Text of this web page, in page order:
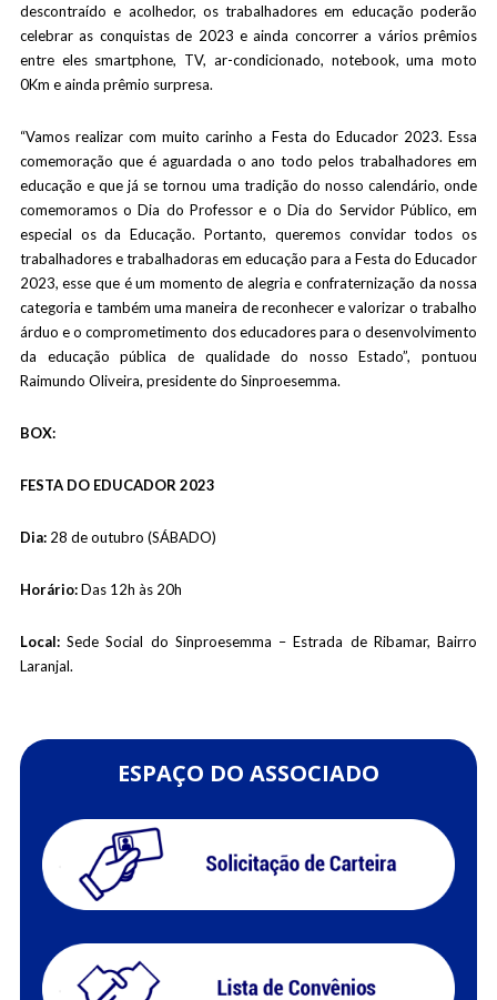
descontraído e acolhedor, os trabalhadores em educação poderão
celebrar as conquistas de 2023 e ainda concorrer a vários prêmios
entre eles smartphone, TV, ar-condicionado, notebook, uma moto
0Km e ainda prêmio surpresa.
“Vamos realizar com muito carinho a Festa do Educador 2023. Essa
comemoração que é aguardada o ano todo pelos trabalhadores em
educação e que já se tornou uma tradição do nosso calendário, onde
comemoramos o Dia do Professor e o Dia do Servidor Público, em
especial os da Educação. Portanto, queremos convidar todos os
trabalhadores e trabalhadoras em educação para a Festa do Educador
2023, esse que é um momento de alegria e confraternização da nossa
categoria e também uma maneira de reconhecer e valorizar o trabalho
árduo e o comprometimento dos educadores para o desenvolvimento
da educação pública de qualidade do nosso Estado”, pontuou
Raimundo Oliveira, presidente do Sinproesemma.
BOX:
FESTA DO EDUCADOR 2023
Dia:28 de outubro (SÁBADO)
Horário:Das 12h às 20h
Local:Sede Social do Sinproesemma – Estrada de Ribamar, Bairro
Laranjal.
ESPAÇO DO ASSOCIADO